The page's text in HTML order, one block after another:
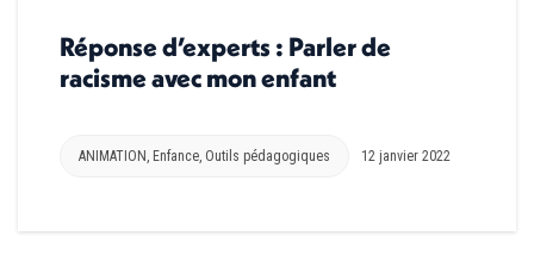
Réponse d’experts : Parler de
racisme avec mon enfant
ANIMATION , Enfance, Outils pédagogiques 12 janvier 2022